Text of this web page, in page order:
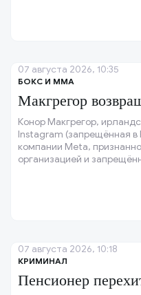
БОКС И ММА
Макгрегор
Конор Макгрегор,
Instagram (запрещённая
компании Meta,
организацией и
07 августа 2026, 10:35
КРИМИНАЛ
Пенсионер
07 августа 2026, 10:18